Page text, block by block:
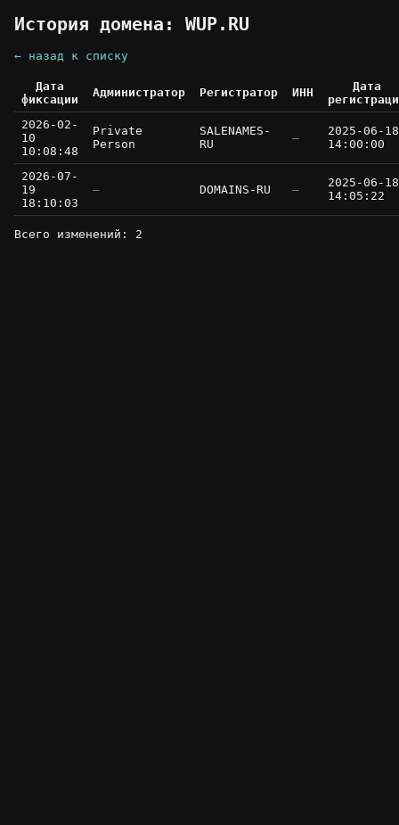
История домена: WUP.RU
← назад к списку
Дата
фиксации
Администратор Регистратор ИНН
Дата
2026-02-
10
10:08:48
Private
Person
SALENAMES-
RU
—
2025-06-18
14:00:00
2026-07-
19
18:10:03
— DOMAINS-RU —
2025-06-18
14:05:22
Всего изменений: 2